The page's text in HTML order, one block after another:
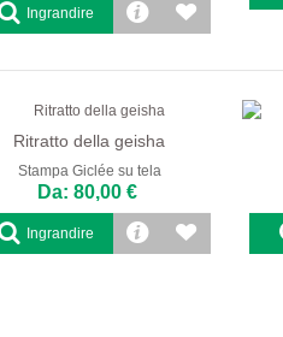
Ingrandire
Ritratto della geisha
Stampa Giclée su tela
Da: 80,00 €
Ingrandire